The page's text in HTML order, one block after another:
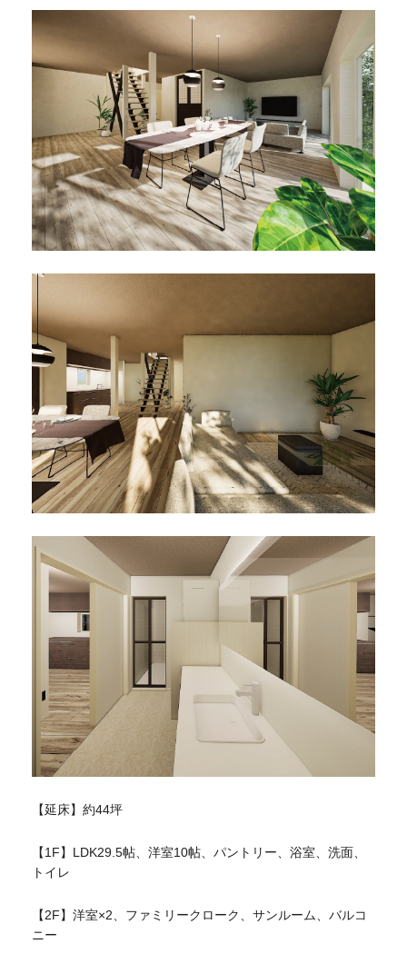
【延床】約44坪
【1F】LDK29.5帖、洋室10帖、パントリー、浴室、洗面、
トイレ
【2F】洋室×2、ファミリークローク、サンルーム、バルコ
ニー